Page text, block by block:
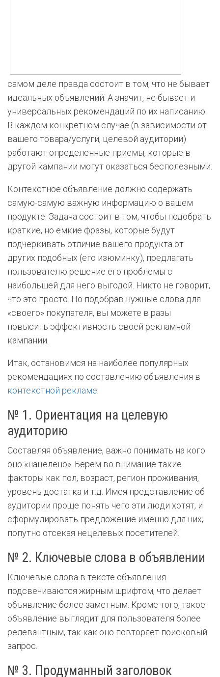
самом деле правда состоит в том, что не бывает
идеальных объявлений. А значит, не бывает и
универсальных рекомендаций по их написанию.
В каждом конкретном случае (в зависимости от
вашего товара/услуги, целевой аудитории)
работают определенные приемы, которые в
другой кампании могут оказаться бесполезными.
Контекстное объявление должно содержать
самую-самую важную информацию о вашем
продукте. Задача состоит в том, чтобы подобрать
краткие, но емкие фразы, которые будут
подчеркивать отличие вашего продукта от
других подобных (его изюминку), предлагать
пользователю решение его проблемы с
наибольшей для него выгодой. Никто не говорит,
что это просто. Но подобрав нужные слова для
«своего» покупателя, вы можете в разы
повысить эффективность своей рекламной
кампании.
Итак, остановимся на наиболее популярных
рекомендациях по составлению объявления в
контекстной рекламе
№ 1. Ориентация на целевую
аудиторию
Составляя объявление, важно понимать на кого
оно «нацелено». Берем во внимание такие
факторы как пол, возраст, регион проживания,
уровень достатка и т.д. Имея представление об
аудитории проще понять чего эти люди хотят, и
сформулировать предложение именно для них,
попутно отсекая нецелевых посетителей.
№ 2. Ключевые слова в объявлении
Ключевые слова в тексте объявления
подсвечиваются жирным шрифтом, что делает
объявление более заметным. Кроме того, такое
объявление выглядит для пользователя более
релевантным, так как оно повторяет поисковый
запрос.
№ 3. Продуманный заголовок